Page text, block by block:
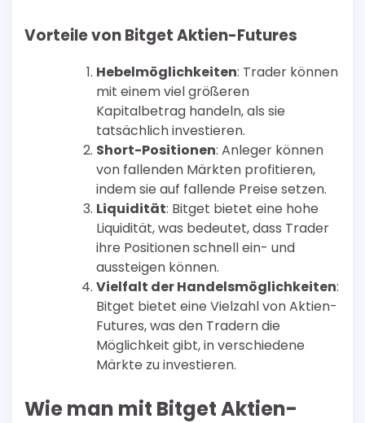
Vorteile von Bitget Aktien-Futures
Hebelmöglichkeiten: Trader können
mit einem viel größeren
Kapitalbetrag handeln, als sie
tatsächlich investieren.
Short-Positionen: Anleger können
von fallenden Märkten profitieren,
indem sie auf fallende Preise setzen.
Liquidität: Bitget bietet eine hohe
Liquidität, was bedeutet, dass Trader
ihre Positionen schnell ein- und
aussteigen können.
Vielfalt der Handelsmöglichkeiten:
Bitget bietet eine Vielzahl von Aktien-
Futures, was den Tradern die
Möglichkeit gibt, in verschiedene
Märkte zu investieren.
Wie man mit Bitget Aktien-